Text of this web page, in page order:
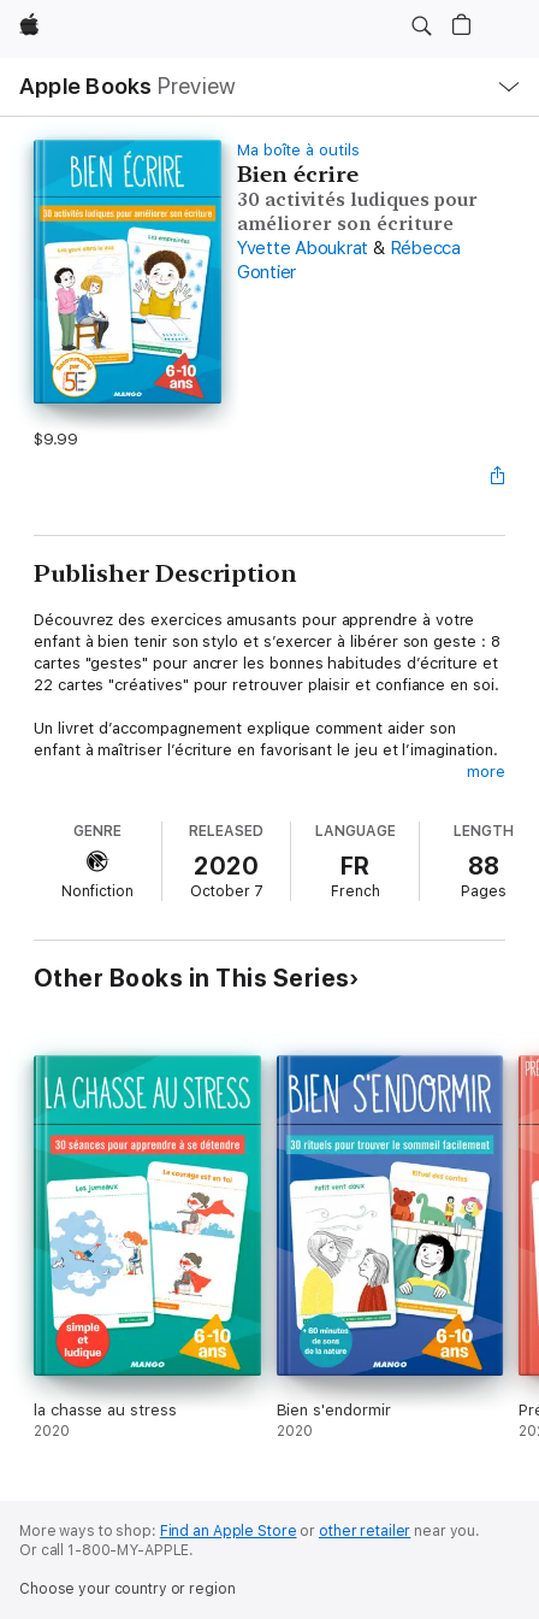
Apple
Apple Books Preview
Nav
Open
Menu
Ma boîte à outils
Bien écrire
30 activités ludiques pour
améliorer son écriture
Yvette Aboukrat & Rébecca
Gontier
$9.99
Publisher Description
Découvrez des exercices amusants pour apprendre à votre
enfant à bien tenir son stylo et s’exercer à libérer son geste : 8
cartes "gestes" pour ancrer les bonnes habitudes d’écriture et
22 cartes "créatives" pour retrouver plaisir et confiance en soi.
Un livret d’accompagnement explique comment aider son
enfant à maîtriser l’écriture en favorisant le jeu et l’imagination.
+ 8 vidéos pour bien comprendre les exercices et du matériel à
télécharger.
more
GENRE
Nonfiction
RELEASED
2020
October 7
LANGUAGE
FR
French
LENGTH
88
Pages
Other Books in This Series
la chasse au stress
2020
Bien s'endormir
2020
More ways to shop: Find an Apple Store or other retailer near you.
Or call 1-800-MY-APPLE.
Choose your country or region